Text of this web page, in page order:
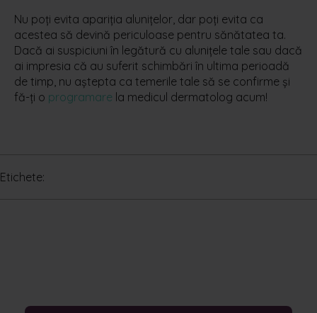
Nu poți evita apariția alunițelor, dar poți evita ca
acestea să devină periculoase pentru sănătatea ta.
Dacă ai suspiciuni în legătură cu alunițele tale sau dacă
ai impresia că au suferit schimbări în ultima perioadă
de timp, nu aștepta ca temerile tale să se confirme și
fă-ți o programare la medicul dermatolog acum!
Etichete: